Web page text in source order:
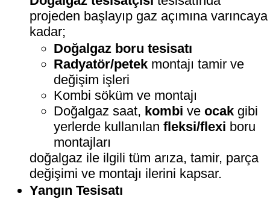
projeden başlayıp gaz açımına varıncaya
kadar;
Doğalgaz boru tesisatı
Radyatör/petek montajı tamir ve
değişim işleri
Kombi söküm ve montajı
Doğalgaz saat, kombi veocak gibi
yerlerde kullanılanfleksi/flexi boru
montajları
doğalgaz ile ilgili tüm arıza, tamir, parça
değişimi ve montajı ilerini kapsar.
Yangın Tesisatı